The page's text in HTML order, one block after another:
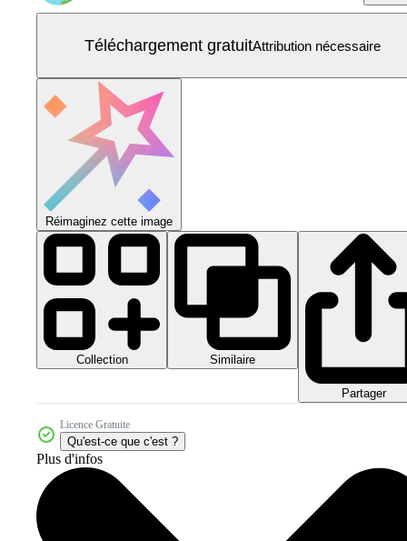
Téléchargement gratuitAttribution nécessaire
Réimaginez cette image
Collection Similaire
Partager
Licence Gratuite
Qu'est-ce que c'est ?
Plus d'infos